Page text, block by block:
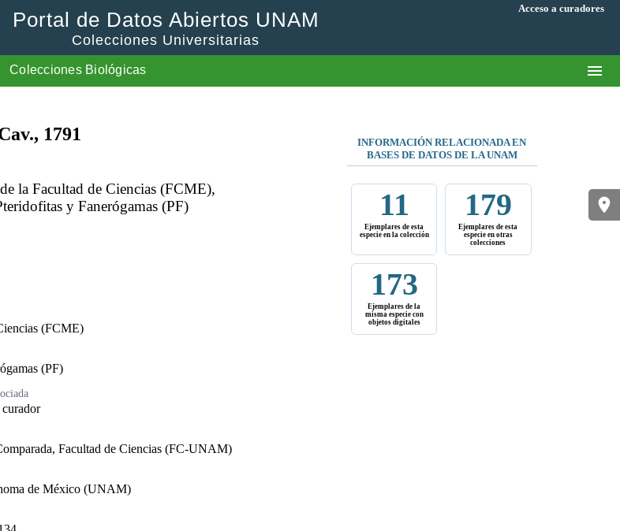
Portal de Datos Abiertos UNAM
Colecciones Universitarias
Acceso a curadores
Colecciones Biológicas
1791
la Facultad de Ciencias (FCME),
y Fanerógamas (PF)
(FCME)
(PF)
Facultad de Ciencias (FC-UNAM)
de México (UNAM)
INFORMACIÓN RELACIONADA EN
BASES DE DATOS DE LA UNAM
11
Ejemplares de esta
especie en la colección
179
Ejemplares de esta
especie en otras
colecciones
173
Ejemplares de la
misma especie con
objetos digitales